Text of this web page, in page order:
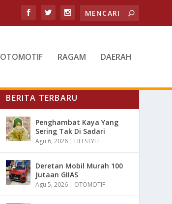
OTOMOTIF RAGAM DAERAH
BERITA TERBARU
Penghambat Kaya Yang
Sering Tak Di Sadari
Agu 6, 2026 | LIFESTYLE
Deretan Mobil Murah 100
Jutaan GIIAS
Agu 5, 2026 | OTOMOTIF